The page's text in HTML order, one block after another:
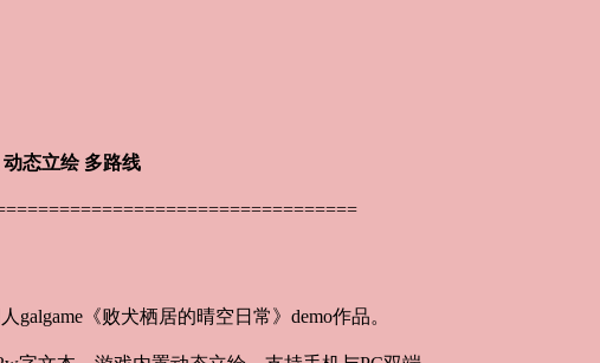
态立绘 多路线
《败犬栖居的晴空日常》demo作品。